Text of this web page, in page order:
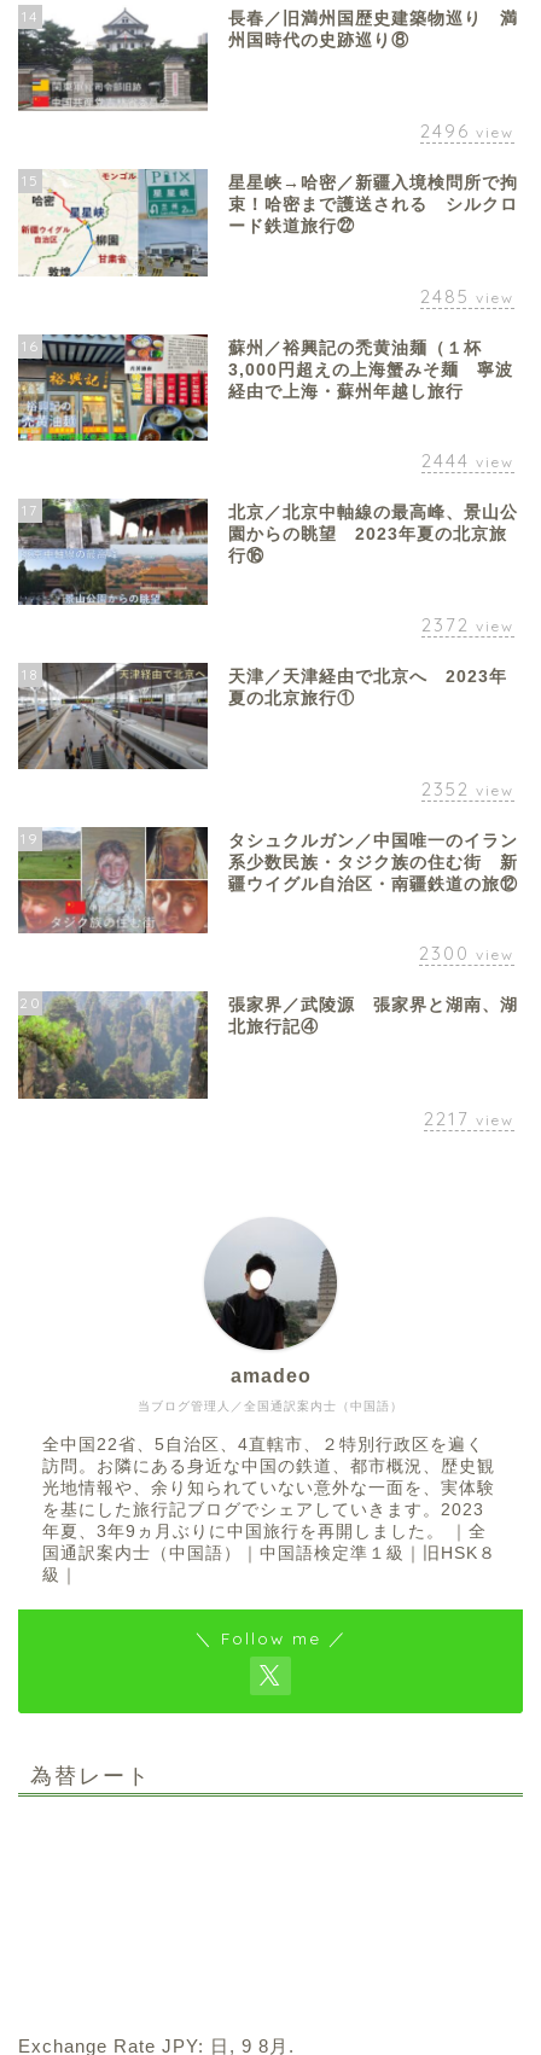
14
長春／旧満州国歴史建築物巡り 満
州国時代の史跡巡り⑧
2496 view
15
星星峡→哈密／新疆入境検問所で拘
束！哈密まで護送される シルクロ
ード鉄道旅行㉒
2485 view
16
蘇州／裕興記の禿黄油麺（１杯
3,000円超えの上海蟹みそ麺 寧波
経由で上海・蘇州年越し旅行
2444 view
17
北京／北京中軸線の最高峰、景山公
園からの眺望 2023年夏の北京旅
行⑯
2372 view
18
天津／天津経由で北京へ 2023年
夏の北京旅行①
2352 view
19
タシュクルガン／中国唯一のイラン
系少数民族・タジク族の住む街 新
疆ウイグル自治区・南疆鉄道の旅⑫
2300 view
20
張家界／武陵源 張家界と湖南、湖
北旅行記④
2217 view
当ブログ管理人／全国通訳案内士（中国語）
amadeo
全中国22省、5自治区、4直轄市、２特別行政区を遍く
訪問。お隣にある身近な中国の鉄道、都市概況、歴史観
光地情報や、余り知られていない意外な一面を、実体験
を基にした旅行記ブログでシェアしていきます。2023
年夏、3年9ヵ月ぶりに中国旅行を再開しました。 ｜全
国通訳案内士（中国語）｜中国語検定準１級｜旧HSK８
級｜
＼ Follow me ／
為替レート
Exchange Rate JPY: 日, 9 8月.